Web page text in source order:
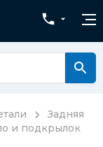
Задняя
и подкрылок